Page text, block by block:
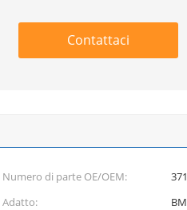
Contattaci
Numero di parte OE/OEM:
Adatto: